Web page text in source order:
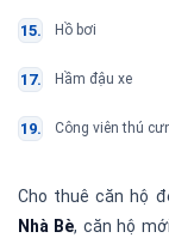
Hồ bơi
Hầm đậu xe
Công viên thú
Cho thuê căn hộ
Nhà Bè, căn hộ